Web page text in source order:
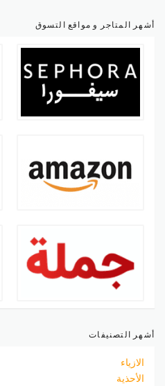
أشهر المتاجر و مواقع التسوق
أشهر التصنيفات
الازياء
الأحذية